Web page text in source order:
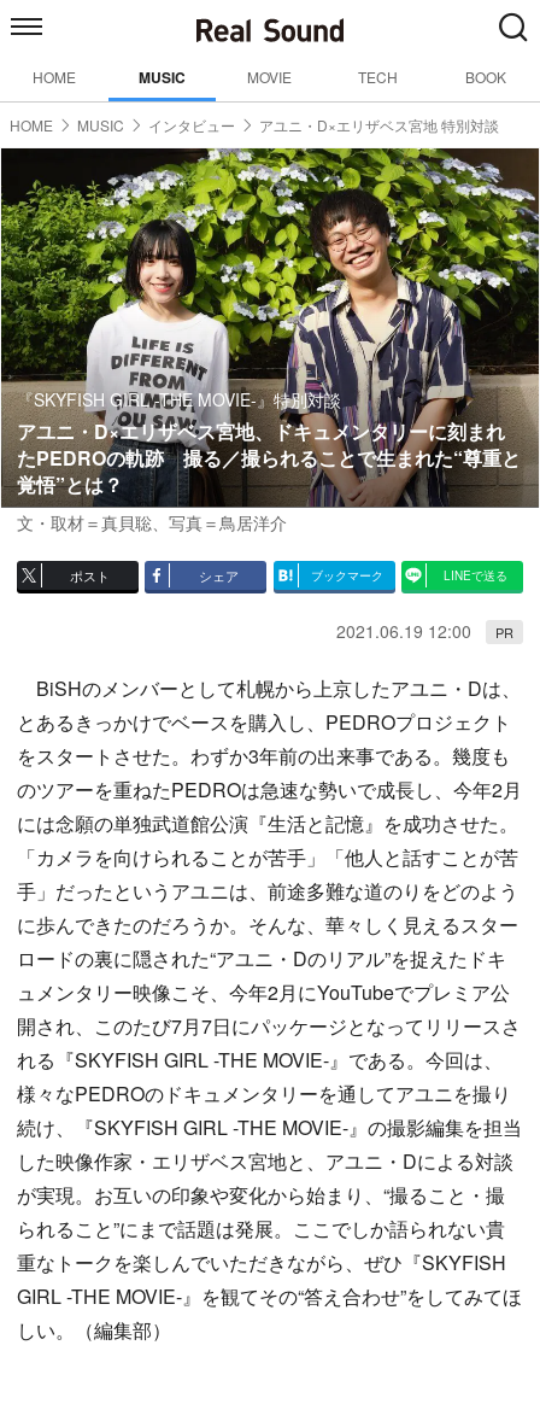
HOME MUSIC MOVIE TECH BOOK
HOME MUSIC インタビュー アユニ・D×エリザベス宮地 特別対談
『SKYFISH GIRL -THE MOVIE-』特別対談
アユニ・D×エリザベス宮地、ドキュメンタリーに刻まれ
たPEDROの軌跡 撮る／撮られることで生まれた“尊重と
覚悟”とは？
文・取材＝真貝聡、 写真＝鳥居洋介
ポスト シェア ブックマーク LINEで送る
2021.06.19 12:00 PR
BiSHのメンバーとして札幌から上京したアユニ・Dは、
とあるきっかけでベースを購入し、PEDROプロジェクト
をスタートさせた。わずか3年前の出来事である。幾度も
のツアーを重ねたPEDROは急速な勢いで成長し、今年2月
には念願の単独武道館公演『生活と記憶』を成功させた。
「カメラを向けられることが苦手」「他人と話すことが苦
手」だったというアユニは、前途多難な道のりをどのよう
に歩んできたのだろうか。そんな、華々しく見えるスター
ロードの裏に隠された“アユニ・Dのリアル”を捉えたドキ
ュメンタリー映像こそ、今年2月にYouTubeでプレミア公
開され、このたび7月7日にパッケージとなってリリースさ
れる『SKYFISH GIRL -THE MOVIE-』である。今回は、
様々なPEDROのドキュメンタリーを通してアユニを撮り
続け、『SKYFISH GIRL -THE MOVIE-』の撮影編集を担当
した映像作家・エリザベス宮地と、アユニ・Dによる対談
が実現。お互いの印象や変化から始まり、“撮ること・撮
られること”にまで話題は発展。ここでしか語られない貴
重なトークを楽しんでいただきながら、ぜひ『SKYFISH
GIRL -THE MOVIE-』を観てその“答え合わせ”をしてみてほ
しい。（編集部）